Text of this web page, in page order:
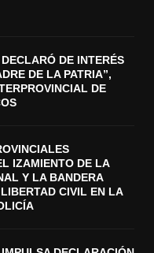
DE INTERÉS
DE LA PATRIA”,
DE
IZAMIENTO DE LA
Y LA BANDERA
CIVIL EN LA